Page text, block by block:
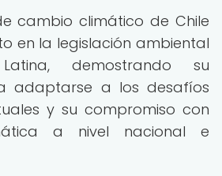
cambio climático de Chile
en la legislación ambiental
demostrando su
adaptarse a los desafíos
y su compromiso con
a nivel nacional e